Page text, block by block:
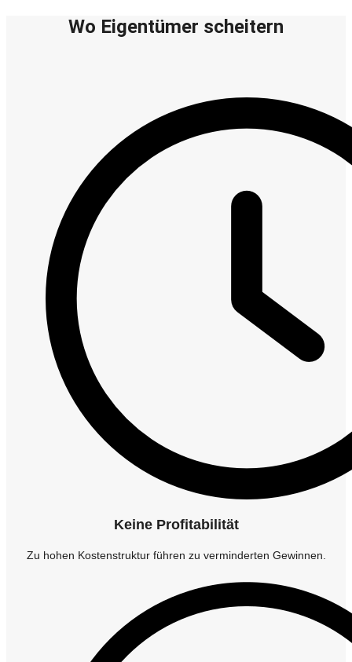
Wo Eigentümer scheitern
Keine Profitabilität
Zu hohen Kostenstruktur führen zu verminderten Gewinnen.